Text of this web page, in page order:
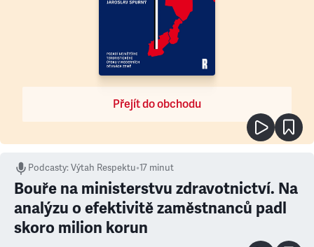
Přejít do obchodu
Podcasty:Výtah Respektu•17 minut
Bouře na ministerstvu zdravotnictví. Na
analýzu o efektivitě zaměstnanců padl
skoro milion korun